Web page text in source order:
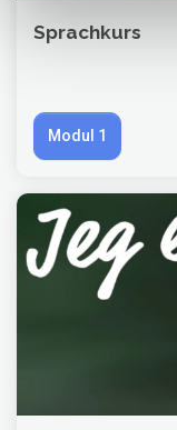
Sprachkurs
Modul 1